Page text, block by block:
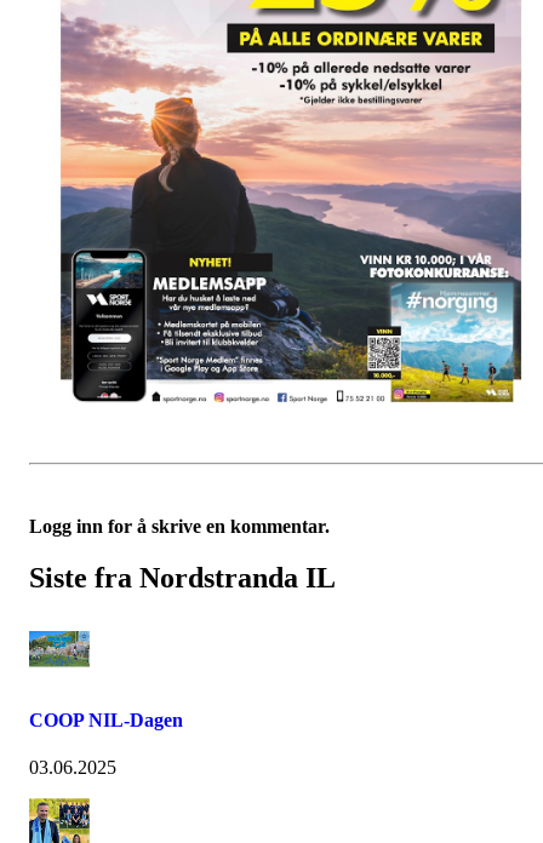
Logg inn for å skrive en kommentar.
Siste fra Nordstranda IL
COOP NIL-Dagen
03.06.2025